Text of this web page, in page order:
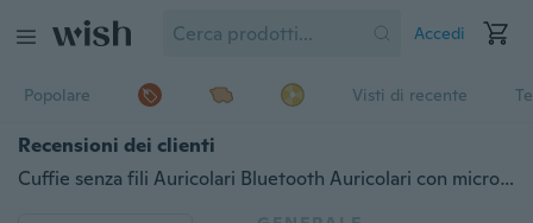
Accedi
Popolare Visti di recente
Recensioni dei clienti
Cuffie senza fili Auricolari Bluetooth Auricolari con microfono Mini Auricolare Bluetooth invisibile Audio stereo MP3 S530 per XIAOMI